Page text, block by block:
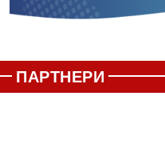
ПАРТНЕРИ